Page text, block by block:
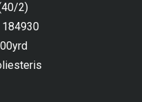
2)
184930